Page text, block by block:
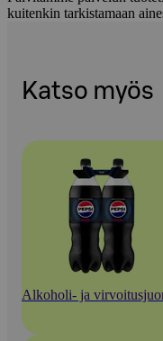
kuitenkin tarkistamaan
Katso myös
Alkoholi- ja